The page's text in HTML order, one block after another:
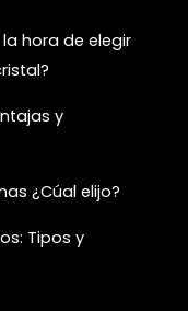
hora de elegir
y
¿Cúal elijo?
Tipos y